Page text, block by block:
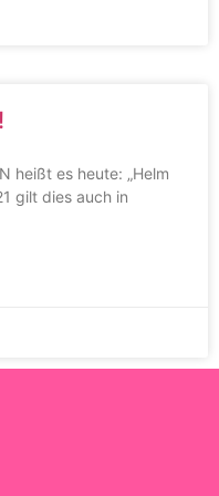
heißt es heute: „Helm
gilt dies auch in